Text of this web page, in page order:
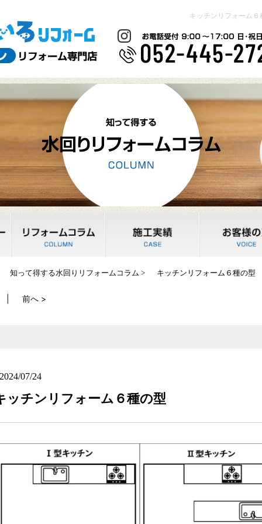
キッチンリフォーム６
知って得する水回りリフォームコラム キッチンリフォーム６種の型
前へ >
2024/07/24
ッチンリフォーム６種の型